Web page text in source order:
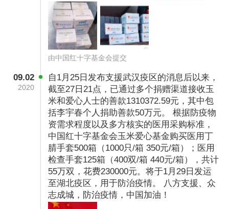
由中国红十字基金会提交
09.02
2020
自1月25日发布支援武汉疫区的消息后以来，
截至27日21点，已通过多个捐赠渠道接收玉
米和爱心人士的善款1310372.59元，其中包
括李宇春个人捐助善款50万元。 根据防疫物
资需求程度以及多方核实的医用采购标准，
中国红十字基金会玉米爱心基金购买医用丁
腈手套500箱（1000只/箱 350元/箱）；医用
检查手套125箱（400双/箱 440元/箱），共计
55万双，花费230000元。将于1月29日发运
至湖北疫区，用于防治疫情。 八方支援、众
志成城，防治疫情，中国加油！